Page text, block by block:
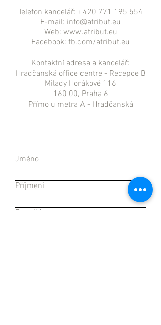
Telefon kancelář: +420 771 195 554
E-mail: info@atribut.eu
Web: www.atribut.eu
Facebook: fb.com/atribut.eu
Kontaktní adresa a kancelář:
Hradčanská office centre - Recepce B
Milady Horákové 116
160 00, Praha 6
Přímo u metra A - Hradčanská
Jméno
Příjmení
E‑mail